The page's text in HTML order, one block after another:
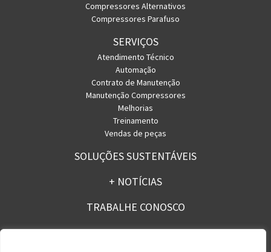
Compressores Alternativos
Compressores Parafuso
SERVIÇOS
Atendimento Técnico
Automação
Contrato de Manutenção
Manutenção Compressores
Melhorias
Treinamento
Vendas de peças
SOLUÇÕES SUSTENTÁVEIS
+ NOTÍCIAS
TRABALHE CONOSCO
CONTATO